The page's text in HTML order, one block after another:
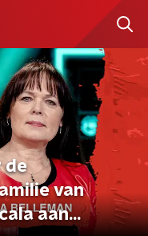
de
van
aan